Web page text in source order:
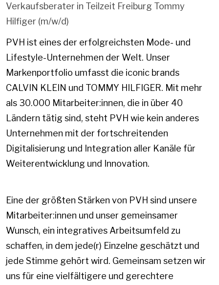
Verkaufsberater in Teilzeit Freiburg Tommy
Hilfiger (m/w/d)
PVH ist eines der erfolgreichsten Mode- und
Lifestyle-Unternehmen der Welt. Unser
Markenportfolio umfasst die iconic brands
CALVIN KLEIN und TOMMY HILFIGER. Mit mehr
als 30.000 Mitarbeiter:innen, die in über 40
Ländern tätig sind, steht PVH wie kein anderes
Unternehmen mit der fortschreitenden
Digitalisierung und Integration aller Kanäle für
Weiterentwicklung und Innovation.
Eine der größten Stärken von PVH sind unsere
Mitarbeiter:innen und unser gemeinsamer
Wunsch, ein integratives Arbeitsumfeld zu
schaffen, in dem jede(r) Einzelne geschätzt und
jede Stimme gehört wird. Gemeinsam setzen wir
uns für eine vielfältigere und gerechtere